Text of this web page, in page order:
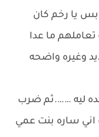
يا رخم كان
ما عدا
وغيره واضحه
ليه …….ثم ضرب
اني ساره بنت عمي